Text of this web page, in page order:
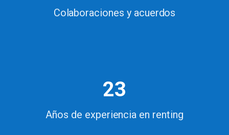
Colaboraciones y acuerdos
23
Años de experiencia en renting